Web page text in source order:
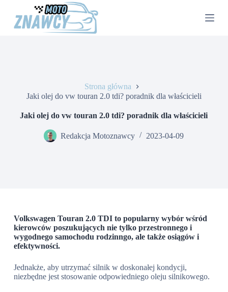
Strona główna
Jaki olej do vw touran 2.0 tdi? poradnik dla właścicieli
Jaki olej do vw touran 2.0 tdi? poradnik dla właścicieli
Redakcja Motoznawcy 2023-04-09
Volkswagen Touran 2.0 TDI to popularny wybór wśród
kierowców poszukujących nie tylko przestronnego i
wygodnego samochodu rodzinngo, ale także osiągów i
efektywności.
Jednakże, aby utrzymać silnik w doskonałej kondycji,
niezbędne jest stosowanie odpowiedniego oleju silnikowego.